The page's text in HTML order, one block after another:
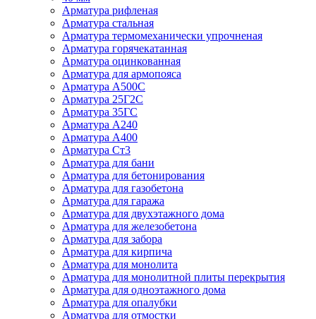
Арматура рифленая
Арматура стальная
Арматура термомеханически упрочненая
Арматура горячекатанная
Арматура оцинкованная
Арматура для армопояса
Арматура A500С
Арматура 25Г2С
Арматура 35ГС
Арматура А240
Арматура А400
Арматура Ст3
Арматура для бани
Арматура для бетонирования
Арматура для газобетона
Арматура для гаража
Арматура для двухэтажного дома
Арматура для железобетона
Арматура для забора
Арматура для кирпича
Арматура для монолита
Арматура для монолитной плиты перекрытия
Арматура для одноэтажного дома
Арматура для опалубки
Арматура для отмостки